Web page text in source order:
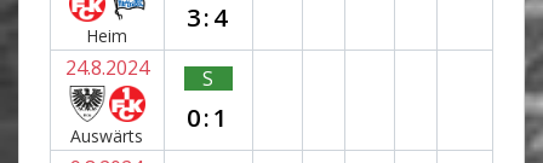
Heim
3:4
24.8.2024
Auswärts
S
0:1